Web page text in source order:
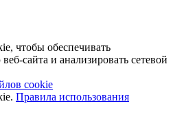
чтобы обеспечивать
сайта и анализировать сетевой
cookie
Правила использования